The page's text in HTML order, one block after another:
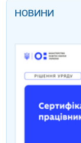
НОВИНИ